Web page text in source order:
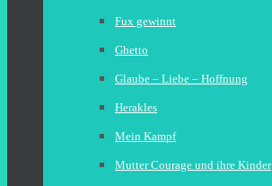
Fux gewinnt
Ghetto
Glaube – Liebe – Hoffnung
Herakles
Mein Kampf
Mutter Courage und ihre Kinder